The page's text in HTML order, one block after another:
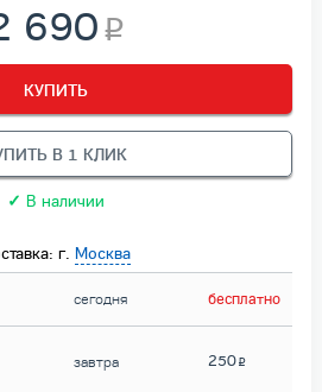
690
КУПИТЬ
В 1 КЛИК
✓ В наличии
г. Москва
сегодня бесплатно
завтра 250